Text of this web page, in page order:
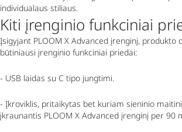
individualaus stiliaus.
Kiti įrenginio funkciniai
Įsigyjant PLOOM X Advanced įrenginį, produkto
būtiniausi įrenginio funkciniai priedai:
- USB laidas su C tipo jungtimi.
- Įkroviklis, pritaikytas bet kuriam sieninio
įkraunantis PLOOM X Advanced įrenginį per 90